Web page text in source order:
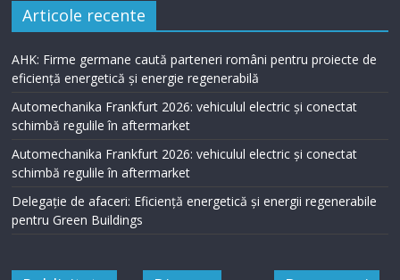
Articole recente
AHK: Firme germane caută parteneri români pentru proiecte de
eficiență energetică și energie regenerabilă
Automechanika Frankfurt 2026: vehiculul electric și conectat
schimbă regulile în aftermarket
Automechanika Frankfurt 2026: vehiculul electric și conectat
schimbă regulile în aftermarket
Delegație de afaceri: Eficiență energetică și energii regenerabile
pentru Green Buildings